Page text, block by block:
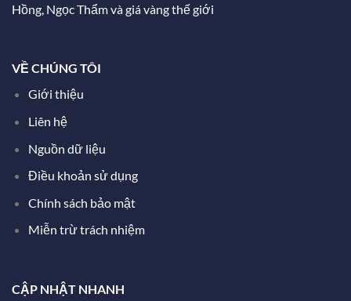
Hồng, Ngọc Thẩm và giá vàng thế giới
VỀ CHÚNG TÔI
Giới thiệu
Liên hệ
Nguồn dữ liệu
Điều khoản sử dụng
Chính sách bảo mật
Miễn trừ trách nhiệm
CẬP NHẬT NHANH